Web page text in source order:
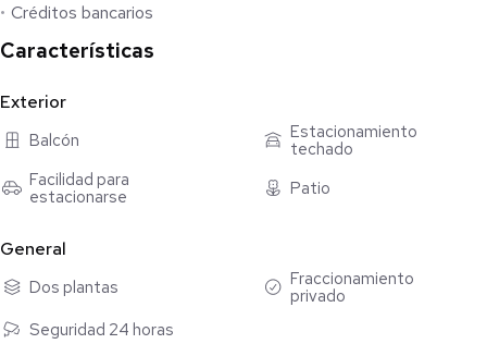
-Lavandería techada
-Cochera triple
Precio de VENTA: $10,689,000 MXN
Formas de Pago: Créditos Bancarios y Recursos Propios
Informes vía WhatsApp
¡Agenda tu cita hoy mismo!
Créditos bancarios
Características
Exterior
Balcón
Estacionamiento
techado
Facilidad para
estacionarse
Patio
General
Dos plantas
Fraccionamiento
privado
Seguridad 24 horas